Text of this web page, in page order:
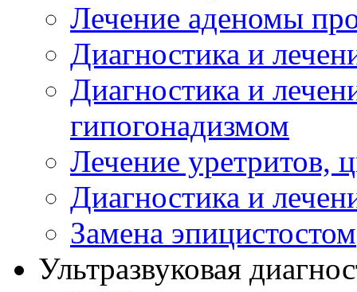
Лечение аденомы
Диагностика и
Диагностика и
гипогонадизмом
Лечение уретритов,
Диагностика и
Замена эпицистостом
Ультразвуковая